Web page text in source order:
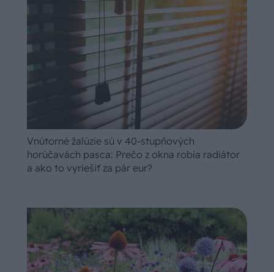
Vnútorné žalúzie sú v 40-stupňových
horúčavách pasca: Prečo z okna robia radiátor
a ako to vyriešiť za pár eur?